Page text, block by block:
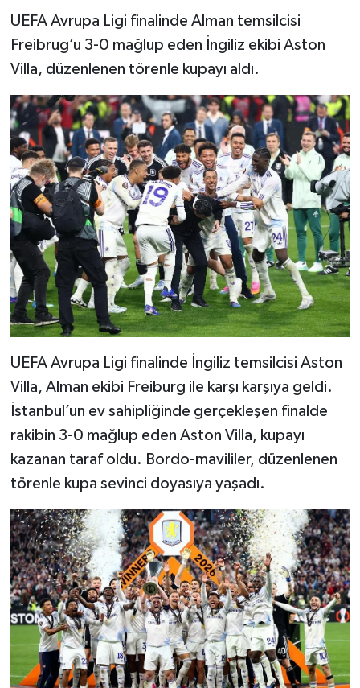
UEFA Avrupa Ligi finalinde Alman temsilcisi
Freibrug’u 3-0 mağlup eden İngiliz ekibi Aston
Villa, düzenlenen törenle kupayı aldı.
UEFA Avrupa Ligi finalinde İngiliz temsilcisi Aston
Villa, Alman ekibi Freiburg ile karşı karşıya geldi.
İstanbul’un ev sahipliğinde gerçekleşen finalde
rakibin 3-0 mağlup eden Aston Villa, kupayı
kazanan taraf oldu. Bordo-mavililer, düzenlenen
törenle kupa sevinci doyasıya yaşadı.
TREND
MEDYA
OTOMOTİV
TEKNOLOJİ
YAŞAM
KÜLTÜR SANAT